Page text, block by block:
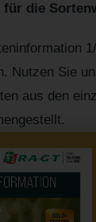
die
Nutzen Sie
aus den